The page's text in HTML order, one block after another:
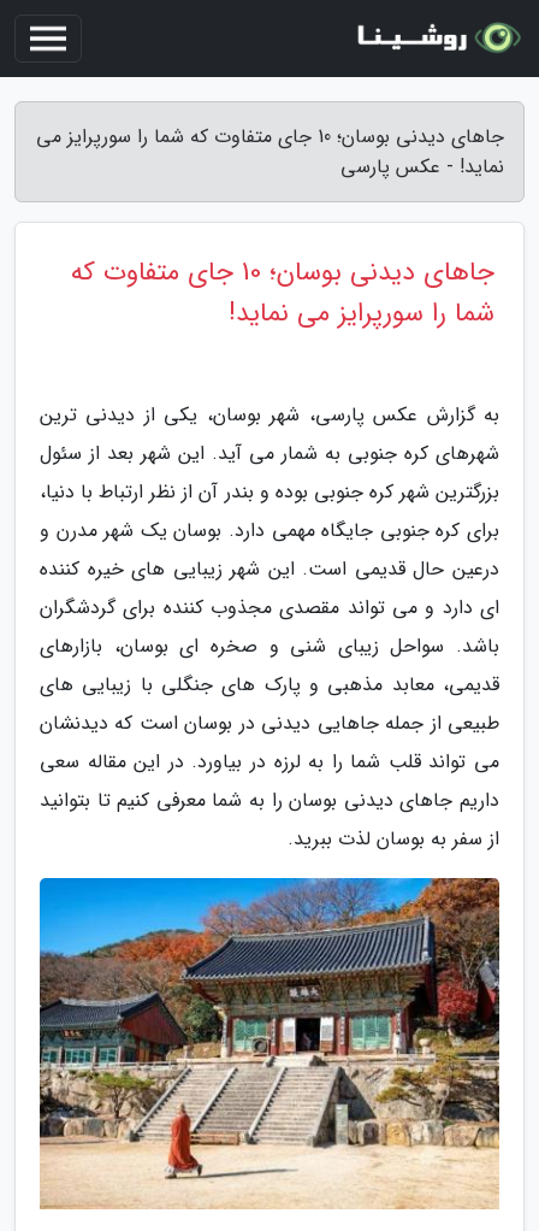
جاهای دیدنی بوسان؛ 10 جای متفاوت که شما را سورپرایز می
نماید! - عکس پارسی
جاهای دیدنی بوسان؛ 10 جای متفاوت که
شما را سورپرایز می نماید!
به گزارش عکس پارسی، شهر بوسان، یکی از دیدنی ترین
شهرهای کره جنوبی به شمار می آید. این شهر بعد از سئول
بزرگترین شهر کره جنوبی بوده و بندر آن از نظر ارتباط با دنیا،
برای کره جنوبی جایگاه مهمی دارد. بوسان یک شهر مدرن و
درعین حال قدیمی است. این شهر زیبایی های خیره کننده
ای دارد و می تواند مقصدی مجذوب کننده برای گردشگران
باشد. سواحل زیبای شنی و صخره ای بوسان، بازارهای
قدیمی، معابد مذهبی و پارک های جنگلی با زیبایی های
طبیعی از جمله جاهایی دیدنی در بوسان است که دیدنشان
می تواند قلب شما را به لرزه در بیاورد. در این مقاله سعی
داریم جاهای دیدنی بوسان را به شما معرفی کنیم تا بتوانید
از سفر به بوسان لذت ببرید.